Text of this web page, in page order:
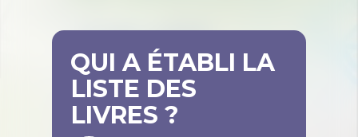
QUI A ÉTABLI LA
LISTE DES
LIVRES ?